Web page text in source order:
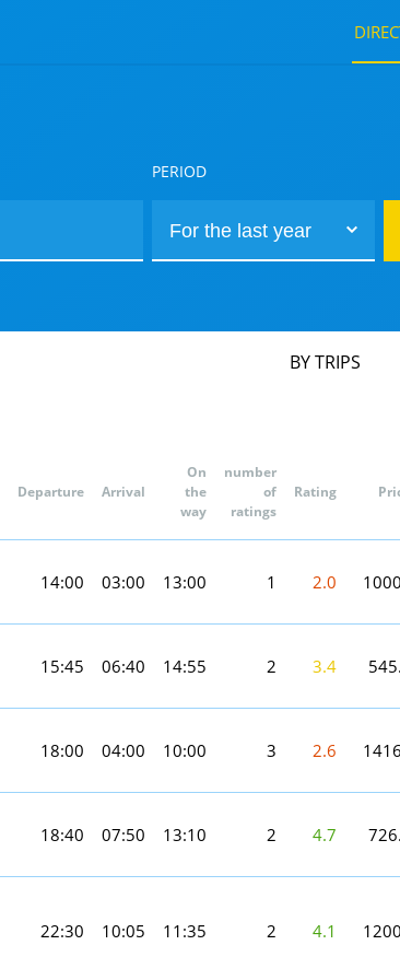
PERIOD
BY TRIPS
Departure Arrival
On
the
way
number
of
ratings
Rating
14:00 03:00 13:00 1 2.0
15:45 06:40 14:55 2 3.4
18:00 04:00 10:00 3 2.6
18:40 07:50 13:10 2 4.7
22:30 10:05 11:35 2 4.1